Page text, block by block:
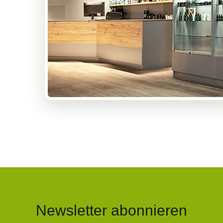
Newsletter abonnieren